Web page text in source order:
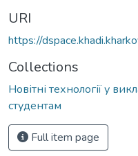
URI
https://
Collections
Новітні технології у
студентам
Full item page